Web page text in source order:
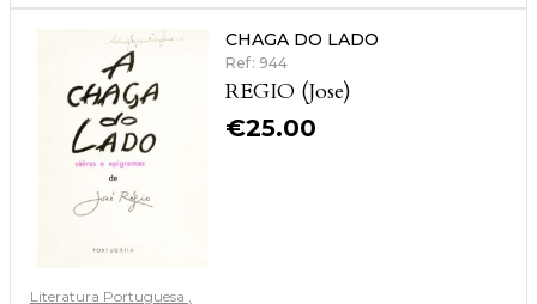
CHAGA DO LADO
Ref: 944
REGIO (Jose)
€25.00
Literatura Portuguesa